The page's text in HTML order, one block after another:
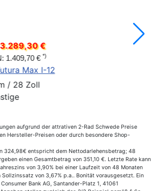
aufgrund der attrativen 2-Rad Schwede Preise
Hersteller-Preisen oder durch besondere Shop-
324,98€ entspricht dem Nettodarlehensbetrag; 48
einen Gesamtbetrag von 351,10 €. Letzte Rate kann
von 3,90% bei einer Laufzeit von 48 Monaten
von 3,67% p.a.. Bonität vorausgesetzt. Ein
Bank AG, Santander-Platz 1, 41061